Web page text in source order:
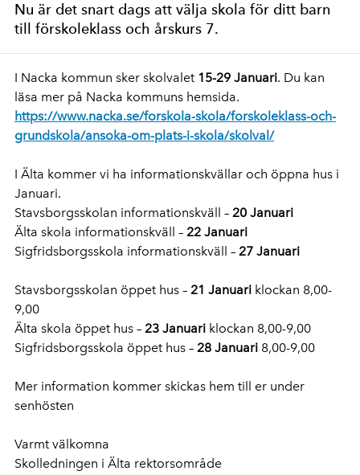
Nu är det snart dags att välja skola för ditt barn
till förskoleklass och årskurs 7.
I Nacka kommun sker skolvalet 15-29 Januari. Du kan
läsa mer på Nacka kommuns hemsida.
https://www.nacka.se/forskola-skola/forskoleklass-och-
grundskola/ansoka-om-plats-i-skola/skolval/
I Älta kommer vi ha informationskvällar och öppna hus i
Januari.
Stavsborgsskolan informationskväll – 20 Januari
Älta skola informationskväll – 22 Januari
Sigfridsborgsskola informationskväll – 27 Januari
Stavsborgsskolan öppet hus – 21 Januari klockan 8,00-
9,00
Älta skola öppet hus – 23 Januari klockan 8,00-9,00
Sigfridsborgsskola öppet hus – 28 Januari 8,00-9,00
Mer information kommer skickas hem till er under
senhösten
Varmt välkomna
Skolledningen i Älta rektorsområde